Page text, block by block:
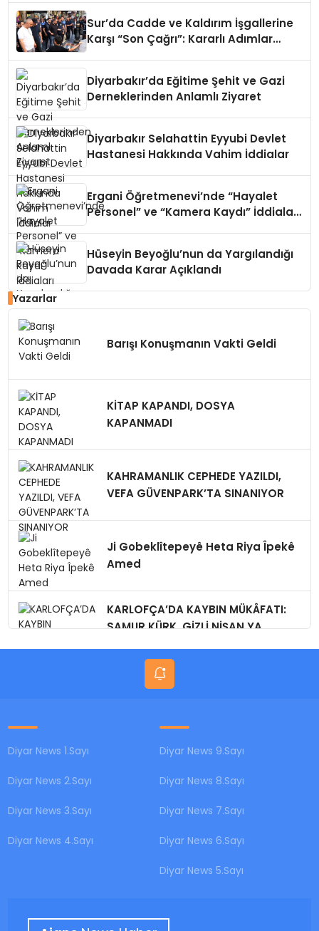
Sur’da Cadde ve Kaldırım İşgallerine
Karşı “Son Çağrı”: Kararlı Adımlar
Diyarbakır’da Eğitime Şehit ve Gazi
Derneklerinden Anlamlı Ziyaret
Diyarbakır Selahattin Eyyubi Devlet
Hastanesi Hakkında Vahim İddialar
Ergani Öğretmenevi’nde “Hayalet
Personel” ve “Kamera Kaydı” İddiaları
Hüseyin Beyoğlu’nun da Yargılandığı
Davada Karar Açıklandı
Yazarlar
Barışı Konuşmanın Vakti Geldi
KİTAP KAPANDI, DOSYA
KAPANMADI
KAHRAMANLIK CEPHEDE YAZILDI,
VEFA GÜVENPARK’TA SINANIYOR
Ji Gobeklîtepeyê Heta Riya Îpekê
Amed
KARLOFÇA’DA KAYBIN MÜKÂFATI:
SAMUR KÜRK, GİZLİ NİŞAN,YA
Diyar News 1.Sayı
Diyar News 2.Sayı
Diyar News 3.Sayı
Diyar News 4.Sayı
Diyar News 9.Sayı
Diyar News 8.Sayı
Diyar News 7.Sayı
Diyar News 6.Sayı
Diyar News 5.Sayı